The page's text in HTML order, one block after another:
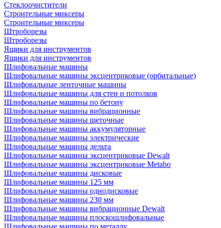
Стеклоочистители
Строительные миксеры
Строительные миксеры
Штроборезы
Штроборезы
Ящики для инструментов
Ящики для инструментов
Шлифовальные машины
Шлифовальные машины эксцентриковые (орбитальные)
Шлифовальные ленточные машины
Шлифовальные машины для стен и потолков
Шлифовальные машины по бетону
Шлифовальные машины вибрационные
Шлифовальные машины щеточные
Шлифовальные машины аккумуляторные
Шлифовальные машины электрические
Шлифовальные машины дельта
Шлифовальные машины эксцентриковые Dewalt
Шлифовальные машины эксцентриковые Metabo
Шлифовальные машины дисковые
Шлифовальные машины 125 мм
Шлифовальные машины однодисковые
Шлифовальные машины 230 мм
Шлифовальные машины вибрационные Dewalt
Шлифовальные машины плоскошлифовальные
Шлифовальные машины по металлу